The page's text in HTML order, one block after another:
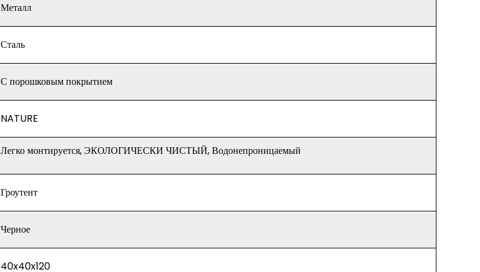
Металл
Сталь
С порошковым покрытием
NATURE
Легко монтируется, ЭКОЛОГИЧЕСКИ ЧИСТЫЙ, Водонепроницаемый
Гроутент
Черное
40x40x120